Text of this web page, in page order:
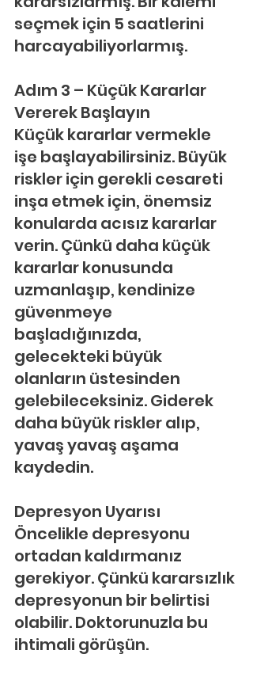
seçmek için 5 saatlerini
harcayabiliyorlarmış.
Adım 3 – Küçük Kararlar
Vererek Başlayın
Küçük kararlar vermekle
işe başlayabilirsiniz. Büyük
riskler için gerekli cesareti
inşa etmek için, önemsiz
konularda acısız kararlar
verin. Çünkü daha küçük
kararlar konusunda
uzmanlaşıp, kendinize
güvenmeye
başladığınızda,
gelecekteki büyük
olanların üstesinden
gelebileceksiniz. Giderek
daha büyük riskler alıp,
yavaş yavaş aşama
kaydedin.
Depresyon Uyarısı
Öncelikle depresyonu
ortadan kaldırmanız
gerekiyor. Çünkü kararsızlık
depresyonun bir belirtisi
olabilir. Doktorunuzla bu
ihtimali görüşün.